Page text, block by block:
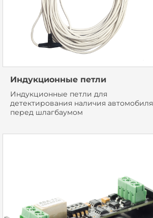
Индукционные петли
Индукционные петли для
детектирования наличия автомобиля
перед шлагбаумом